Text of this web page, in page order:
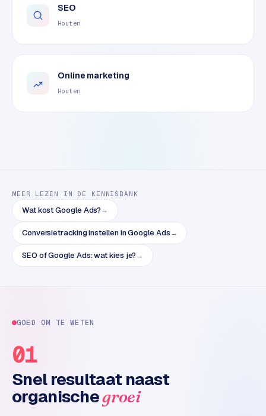
o
k
BRANCHE-
F
i
e
n
i
n
k
l
SEO
Houten
Online marketing
Houten
MEER LEZEN IN DE KENNISBANK
Wat kost Google Ads?→
Conversietracking instellen in Google Ads→
SEO of Google Ads: wat kies je?→
GOED OM TE WETEN
01
Snel resultaat naast
organischegroei